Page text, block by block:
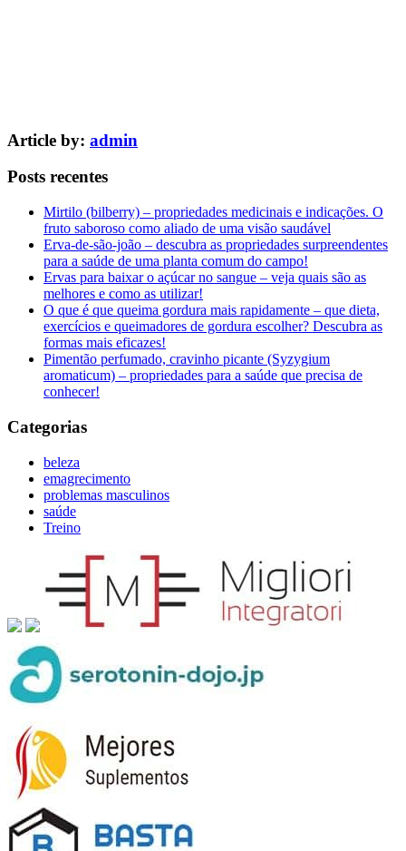
Article by: admin
Posts recentes
Mirtilo (bilberry) – propriedades medicinais e indicações. O
fruto saboroso como aliado de uma visão saudável
Erva-de-são-joão – descubra as propriedades surpreendentes
para a saúde de uma planta comum do campo!
Ervas para baixar o açúcar no sangue – veja quais são as
melhores e como as utilizar!
O que é que queima gordura mais rapidamente – que dieta,
exercícios e queimadores de gordura escolher? Descubra as
formas mais eficazes!
Pimentão perfumado, cravinho picante (Syzygium
aromaticum) – propriedades para a saúde que precisa de
conhecer!
Categorias
beleza
emagrecimento
problemas masculinos
saúde
Treino